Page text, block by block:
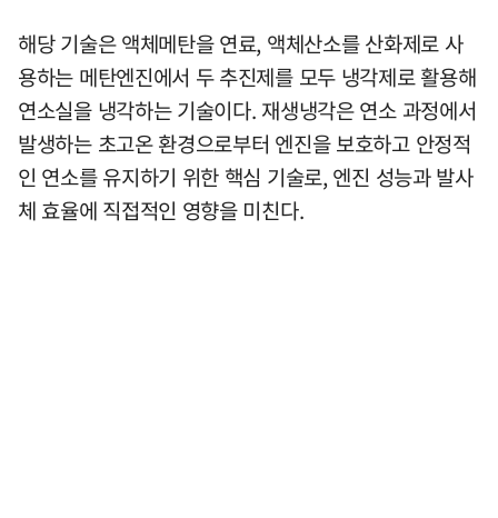
해당 기술은 액체메탄을 연료, 액체산소를 산화제로 사
용하는 메탄엔진에서 두 추진제를 모두 냉각제로 활용해
연소실을 냉각하는 기술이다. 재생냉각은 연소 과정에서
발생하는 초고온 환경으로부터 엔진을 보호하고 안정적
인 연소를 유지하기 위한 핵심 기술로, 엔진 성능과 발사
체 효율에 직접적인 영향을 미친다.